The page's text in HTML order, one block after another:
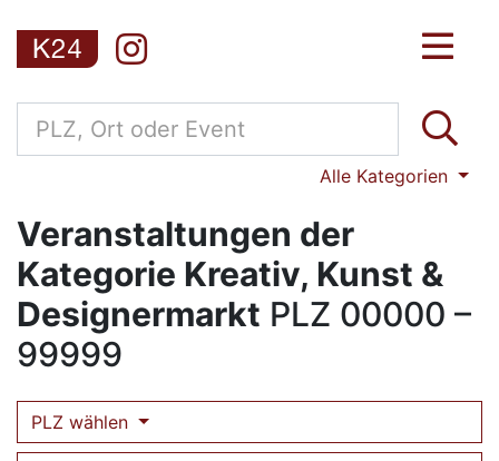
Alle Kategorien
Veranstaltungen der
Kategorie Kreativ, Kunst &
Designermarkt PLZ 00000 –
99999
PLZ wählen